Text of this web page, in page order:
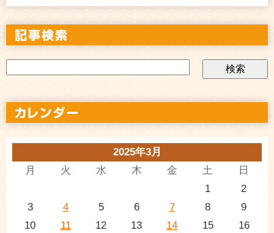
2025年3月
月
火 水 木 金 土 日
1
2
3
4 5 6 7 8
9
10
11 12 13 14 15
16